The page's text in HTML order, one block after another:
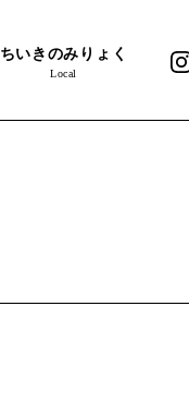
ちいきのみりょく
Local